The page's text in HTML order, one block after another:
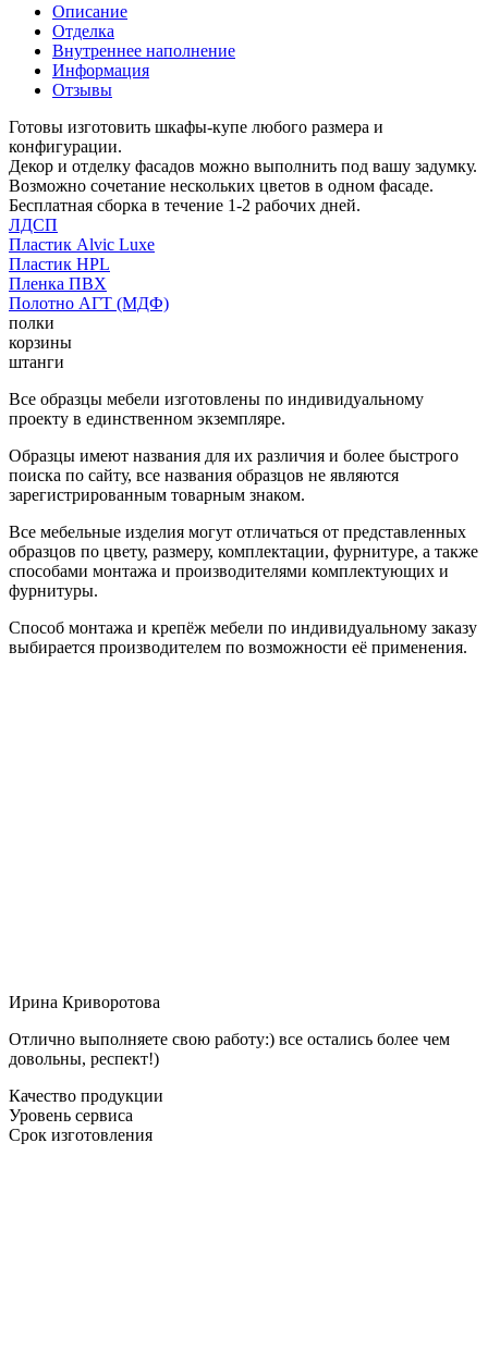
Описание
Отделка
Внутреннее наполнение
Информация
Отзывы
Готовы изготовить шкафы-купе любого размера и
конфигурации.
Декор и отделку фасадов можно выполнить под вашу задумку.
Возможно сочетание нескольких цветов в одном фасаде.
Бесплатная сборка в течение 1-2 рабочих дней.
ЛДСП
Пластик Alvic Luxe
Пластик HPL
Пленка ПВХ
Полотно АГТ (МДФ)
полки
корзины
штанги
Все образцы мебели изготовлены по индивидуальному
проекту в единственном экземпляре.
Образцы имеют названия для их различия и более быстрого
поиска по сайту, все названия образцов не являются
зарегистрированным товарным знаком.
Все мебельные изделия могут отличаться от представленных
образцов по цвету, размеру, комплектации, фурнитуре, а также
способами монтажа и производителями комплектующих и
фурнитуры.
Способ монтажа и крепёж мебели по индивидуальному заказу
выбирается производителем по возможности её применения.
Ирина Криворотова
Отлично выполняете свою работу:) все остались более чем
довольны, респект!)
Качество продукции
Уровень сервиса
Срок изготовления